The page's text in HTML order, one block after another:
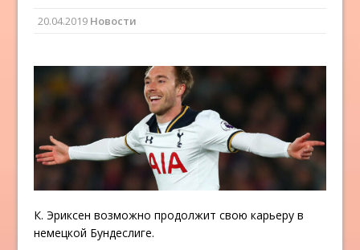
20.04.2019 Новости
К. Эриксен возможно продолжит свою карьеру в
немецкой Бундеслиге.